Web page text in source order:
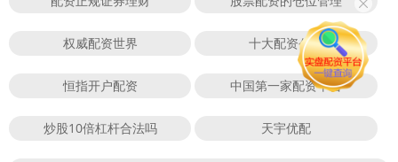
权威配资世界 十大配资公司
恒指开户配资 中国第一家配资平台
炒股10倍杠杆合法吗 天宇优配